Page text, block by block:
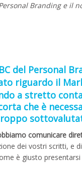
Branding e il
del Personal
riguardo il
a stretto
che è
comunicare
dei vostri scritti, e
è giusto